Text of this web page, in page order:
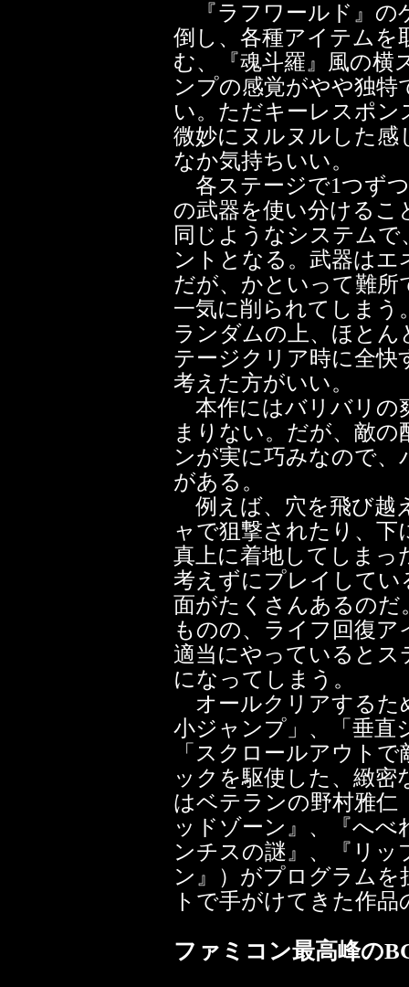
『ラフワールド』の
倒し、各種アイテムを
む、『魂斗羅』風の横
ンプの感覚がやや独特
い。ただキーレスポ
微妙にヌルヌルした感
なか気持ちいい。
各ステージで1つず
の武器を使い分ける
同じようなシステム
ントとなる。武器は
だが、かといって難
一気に削られてしまう
ランダムの上、ほと
テージクリア時に全快
考えた方がいい。
本作にはバリバリの
まりない。だが、敵
ンが実に巧みなので
がある。
例えば、穴を飛び越
ャで狙撃されたり、
真上に着地してしま
考えずにプレイしてい
面がたくさんあるのだ
ものの、ライフ回復
適当にやっていると
になってしまう。
オールクリアするた
小ジャンプ」、「垂直
「スクロールアウト
ックを駆使した、緻密
はベテランの野村雅仁
ッドゾーン』、『へべ
ンチスの謎』、『リ
ン』）がプログラム
トで手がけてきた作
ファミコン最高峰の